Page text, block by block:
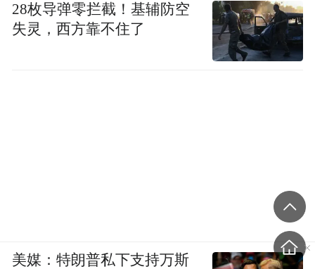
28枚导弹零拦截！基辅防空
失灵，西方靠不住了
美媒：特朗普私下支持万斯